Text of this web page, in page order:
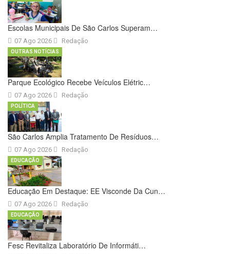
Escolas Municipais De São Carlos Superam…
07 Ago 2026 Redação
Parque Ecológico Recebe Veículos Elétric…
07 Ago 2026
OUTRAS NOTÍCIAS
Redação
São Carlos Amplia Tratamento De Resíduos…
07 Ago 2026
POLÍTICA
Redação
Educação Em Destaque: EE Visconde Da Cun…
07 Ago 2026
EDUCAÇÃO
Redação
Fesc Revitaliza Laboratório De Informáti…
EDUCAÇÃO